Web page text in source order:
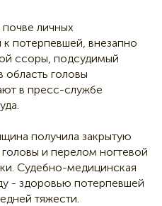
личных
потерпевшей, внезапно
ссоры, подсудимый
область головы
в пресс-службе
получила закрытую
и перелом ногтевой
Судебно-медицинская
- здоровью потерпевшей
тяжести.